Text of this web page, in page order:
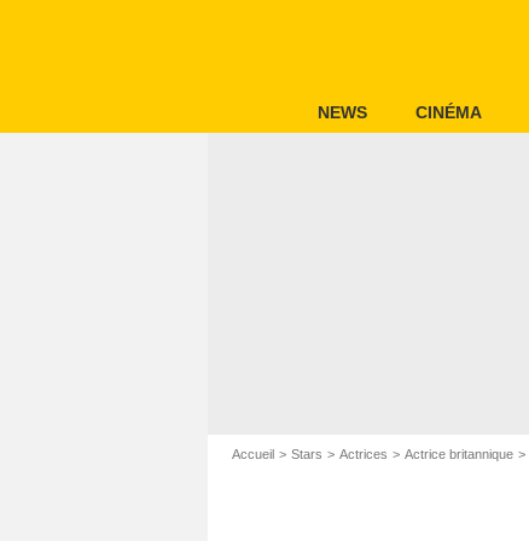
NEWS CINÉMA
Accueil Stars Actrices Actrice britannique